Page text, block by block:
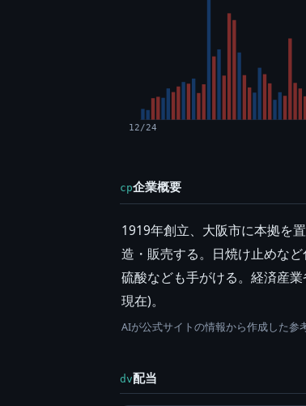
12/24
cp企業概要
1919年創立、大阪市に本拠を
造・販売する。日焼け止めな
硫酸なども手がける。経済産
現在)。
AIが公式サイトの情報から作成した参
dv配当